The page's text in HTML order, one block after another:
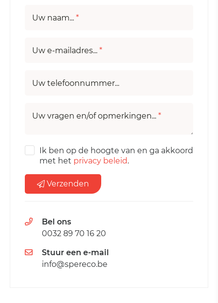
Uw naam... *
Uw e-mailadres... *
Uw telefoonnummer...
Uw vragen en/of opmerkingen... *
Ik ben op de hoogte van en ga akkoord
met het privacy beleid.
Verzenden
Bel ons
0032 89 70 16 20
Stuur een e-mail
info@spereco.be